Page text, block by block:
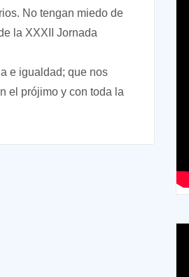
No tengan miedo de
la XXXII Jornada
e igualdad; que nos
el prójimo y con toda la